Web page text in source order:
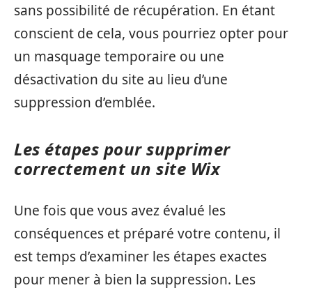
sans possibilité de récupération. En étant
conscient de cela, vous pourriez opter pour
un masquage temporaire ou une
désactivation du site au lieu d’une
suppression d’emblée.
Les étapes pour supprimer
correctement un site Wix
Une fois que vous avez évalué les
conséquences et préparé votre contenu, il
est temps d’examiner les étapes exactes
pour mener à bien la suppression. Les